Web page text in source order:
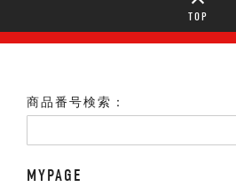
TOP
商品番号検索：
MYPAGE